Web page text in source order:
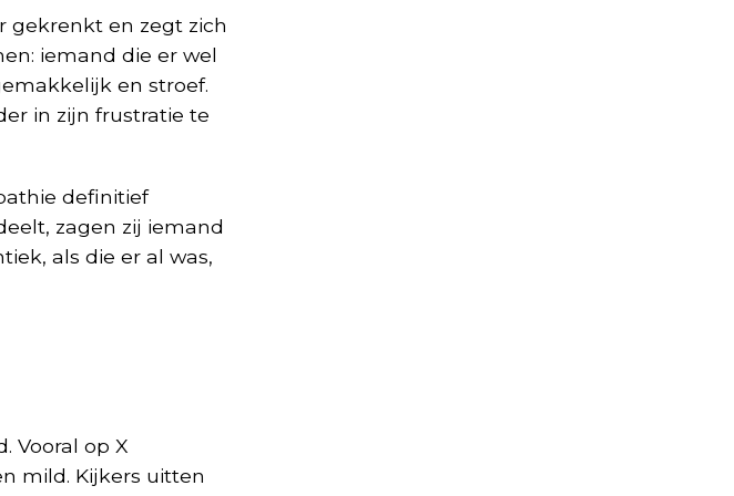
gekrenkt en zegt zich
iemand die er wel
en stroef.
in zijn frustratie te
definitief
zagen zij iemand
als die er al was,
Vooral op X
mild. Kijkers uitten